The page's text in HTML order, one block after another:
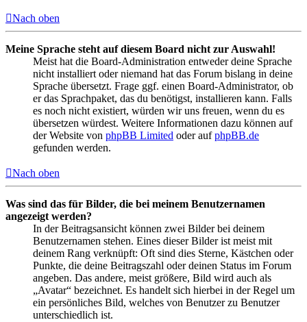
Nach oben
Meine Sprache steht auf diesem Board nicht zur Auswahl!
Meist hat die Board-Administration entweder deine Sprache
nicht installiert oder niemand hat das Forum bislang in deine
Sprache übersetzt. Frage ggf. einen Board-Administrator, ob
er das Sprachpaket, das du benötigst, installieren kann. Falls
es noch nicht existiert, würden wir uns freuen, wenn du es
übersetzen würdest. Weitere Informationen dazu können auf
der Website von phpBB Limited oder aufphpBB.de
gefunden werden.
Nach oben
Was sind das für Bilder, die bei meinem Benutzernamen
angezeigt werden?
In der Beitragsansicht können zwei Bilder bei deinem
Benutzernamen stehen. Eines dieser Bilder ist meist mit
deinem Rang verknüpft: Oft sind dies Sterne, Kästchen oder
Punkte, die deine Beitragszahl oder deinen Status im Forum
angeben. Das andere, meist größere, Bild wird auch als
„Avatar“ bezeichnet. Es handelt sich hierbei in der Regel um
ein persönliches Bild, welches von Benutzer zu Benutzer
unterschiedlich ist.